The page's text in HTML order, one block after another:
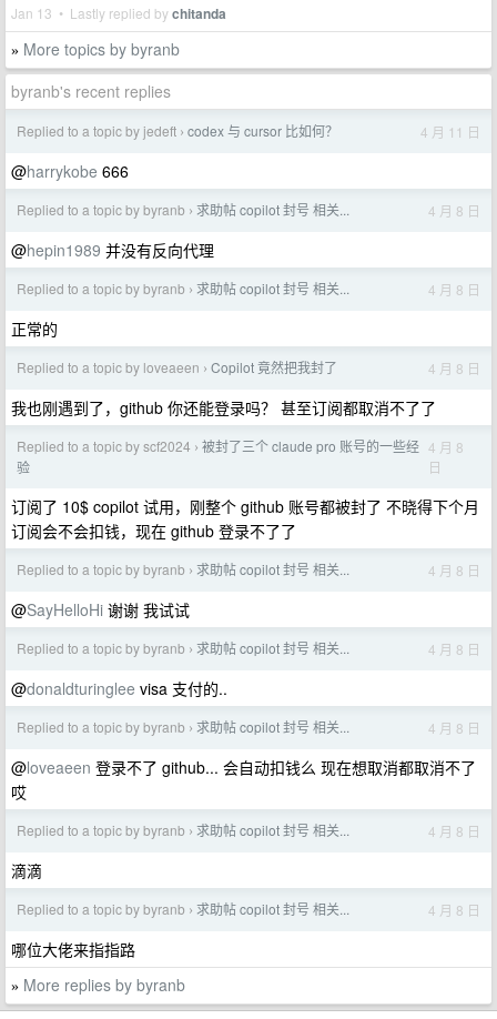
Jan 13 • Lastly replied bychitanda
» More topics by byranb
byranb's recent replies
Replied to a topic by jedeft › codex 与 cursor 比如何？ 4 月 11 日
@harrykobe 666
Replied to a topic by byranb › 求助帖 copilot 封号 相关... 4 月 8 日
@hepin1989 并没有反向代理
Replied to a topic by byranb › 求助帖 copilot 封号 相关... 4 月 8 日
正常的
Replied to a topic by loveaeen › Copilot 竟然把我封了 4 月 8 日
我也刚遇到了，github 你还能登录吗？ 甚至订阅都取消不了了
Replied to a topic by scf2024 › 被封了三个 claude pro 账号的一些经
验
4 月 8
日
订阅了 10$ copilot 试用，刚整个 github 账号都被封了 不晓得下个月
订阅会不会扣钱，现在 github 登录不了了
Replied to a topic by byranb › 求助帖 copilot 封号 相关... 4 月 8 日
@SayHelloHi 谢谢 我试试
Replied to a topic by byranb › 求助帖 copilot 封号 相关... 4 月 8 日
@donaldturinglee visa 支付的..
Replied to a topic by byranb › 求助帖 copilot 封号 相关... 4 月 8 日
@loveaeen 登录不了 github... 会自动扣钱么 现在想取消都取消不了
哎
Replied to a topic by byranb › 求助帖 copilot 封号 相关... 4 月 8 日
滴滴
Replied to a topic by byranb › 求助帖 copilot 封号 相关... 4 月 8 日
哪位大佬来指指路
» More replies by byranb